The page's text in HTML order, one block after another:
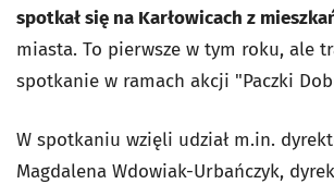
spotkał się na Karłowicach z
miasta. To pierwsze w tym roku, ale
spotkanie w ramach akcji "Paczki
W spotkaniu wzięli udział m.in.
Magdalena Wdowiak-Urbańczyk,